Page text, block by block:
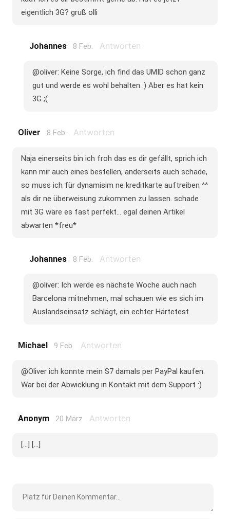
eigentlich 3G? gruß olli
Johannes 8 Feb. Antworten
@oliver: Keine Sorge, ich find das UMID schon ganz
gut und werde es wohl behalten :) Aber es hat kein
3G ;(
Oliver 8 Feb. Antworten
Naja einerseits bin ich froh das es dir gefällt, sprich ich
kann mir auch eines bestellen, anderseits auch schade,
so muss ich für dynamisim ne kreditkarte auftreiben ^^
als dir ne überweisung zukommen zu lassen. schade
mit 3G wäre es fast perfekt... egal deinen Artikel
abwarten *freu*
Johannes 8 Feb. Antworten
@oliver: Ich werde es nächste Woche auch nach
Barcelona mitnehmen, mal schauen wie es sich im
Auslandseinsatz schlägt, ein echter Härtetest.
Michael 9 Feb. Antworten
@Oliver ich konnte mein S7 damals per PayPal kaufen.
War bei der Abwicklung in Kontakt mit dem Support :)
Anonym 20 März Antworten
[...] [...]